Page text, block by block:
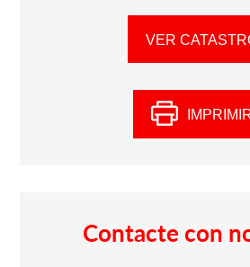
VER
Contacte con